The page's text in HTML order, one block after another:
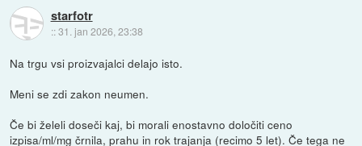
starfotr
::31. jan 2026, 23:38
Na trgu vsi proizvajalci delajo isto.
Meni se zdi zakon neumen.
Če bi želeli doseči kaj, bi morali enostavno določiti ceno
izpisa/ml/mg črnila, prahu in rok trajanja (recimo 5 let). Če tega ne